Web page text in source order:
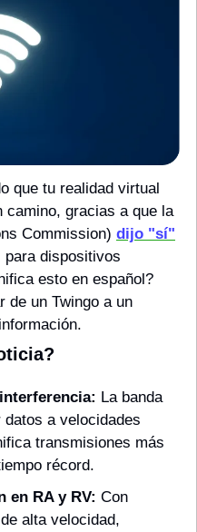
que tu realidad virtual
gracias a que la
Commission) dijo "sí"
para dispositivos
esto en español?
de un Twingo a un
La banda
a velocidades
transmisiones más
récord.
en RA y RV: Con
alta velocidad,